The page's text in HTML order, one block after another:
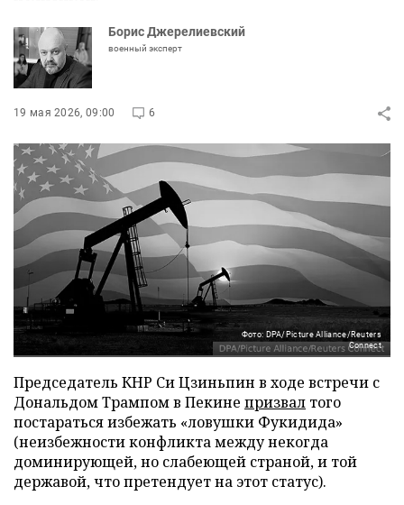
Борис Джерелиевский
военный эксперт
19 мая 2026, 09:00 6
Фото: DPA/Picture Alliance/Reuters
Connect
Председатель КНР Си Цзиньпин в ходе встречи с
Дональдом Трампом в Пекине призвал того
постараться избежать «ловушки Фукидида»
(неизбежности конфликта между некогда
доминирующей, но слабеющей страной, и той
державой, что претендует на этот статус).